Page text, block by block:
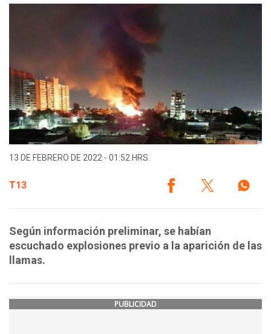
13 DE FEBRERO DE 2022 - 01:52 HRS.
T13
Según información preliminar, se habían
escuchado explosiones previo a la aparición de las
llamas.
PUBLICIDAD